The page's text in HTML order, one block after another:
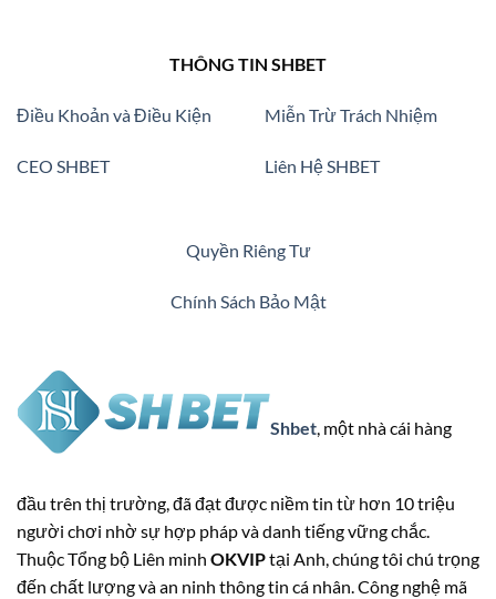
THÔNG TIN SHBET
Điều Khoản và Điều Kiện
CEO SHBET
Miễn Trừ Trách Nhiệm
Liên Hệ SHBET
Quyền Riêng Tư
Chính Sách Bảo Mật
Shbet, một nhà cái hàng
đầu trên thị trường, đã đạt được niềm tin từ hơn 10 triệu
người chơi nhờ sự hợp pháp và danh tiếng vững chắc.
Thuộc Tổng bộ Liên minh OKVIPtại Anh, chúng tôi chú trọng
đến chất lượng và an ninh thông tin cá nhân. Công nghệ mã